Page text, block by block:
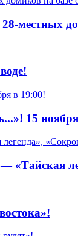
местных
15
«Тайская